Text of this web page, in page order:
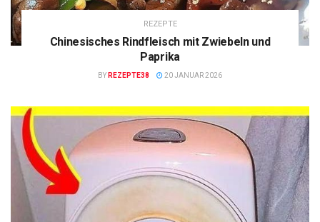
REZEPTE
Chinesisches Rindfleisch mit Zwiebeln und
Paprika
BY REZEPTE38 20 JANUAR 2026